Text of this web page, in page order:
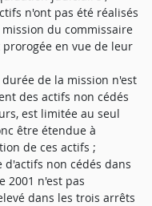
n'ont pas été réalisés
du commissaire
en vue de leur
de la mission n'est
des actifs non cédés
est limitée au seul
être étendue à
de ces actifs ;
non cédés dans
2001 n'est pas
dans les trois arrêts